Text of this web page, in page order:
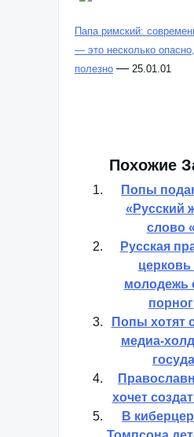
Папа римский:
— это несколько
полезно — 25.01.01
Похожие
Попы
«Русский
слово
Русская
церковь
молодежь
Попы хотят
медиа-
хочет
В